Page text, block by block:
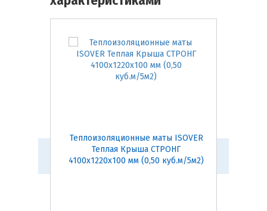
Теплоизоляционные маты ISOVER
Теплая Крыша СТРОНГ
4100х1220х100 мм (0,50 куб.м/5м2)